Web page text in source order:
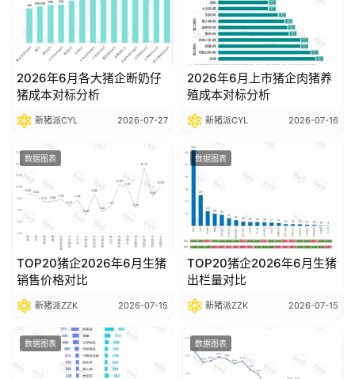
表
今
日
猪
价
2026年6月各大猪企断奶仔
猪成本对标分析
新猪派CYL 2026-07-27
2026年6月上市猪企肉猪养
殖成本对标分析
新猪派CYL 2026-07-16
数据图表
TOP20猪企2026年6月生猪
销售价格对比
新猪派ZZK 2026-07-15
数据图表
TOP20猪企2026年6月生猪
出栏量对比
新猪派ZZK 2026-07-15
数据图表 数据图表